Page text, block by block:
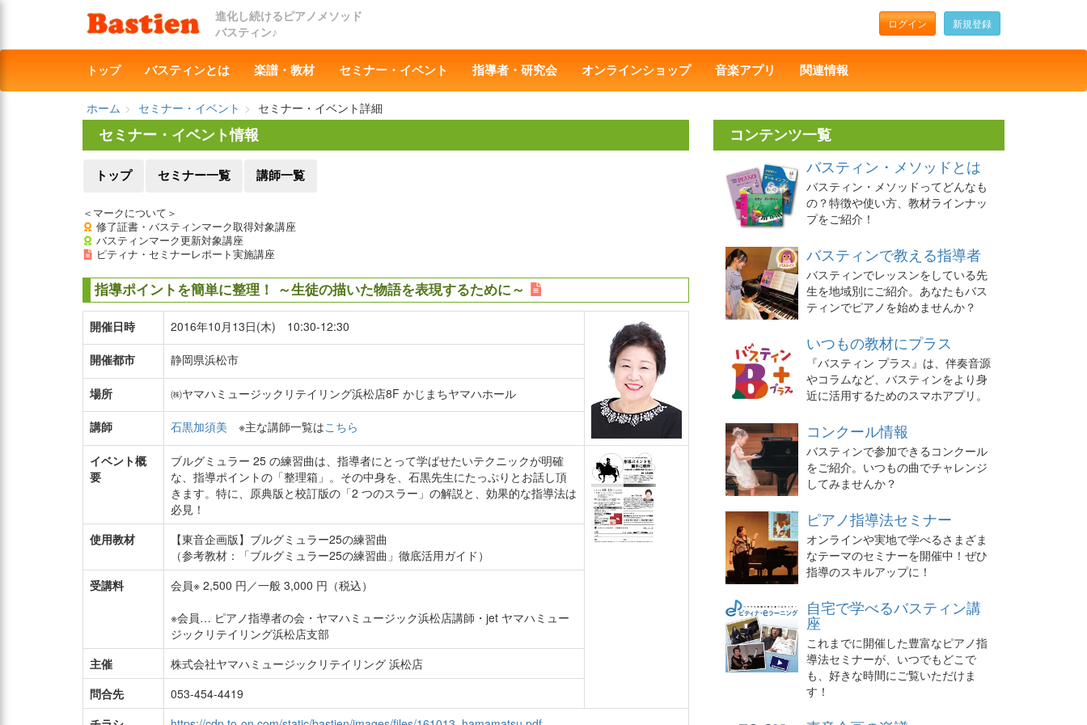
進化し続けるピアノメソッド
バスティン♪
ログイン 新規登録
トップ バスティンとは 楽譜・教材 セミナー・イベント 指導者・研究会 オンラインショップ 音楽アプリ 関連情報
ホーム セミナー・イベント
セミナー・イベント詳細
セミナー・イベント情報
トップ セミナー一覧 講師一覧
＜マークについて＞
修了証書・バスティンマーク取得対象講座
バスティンマーク更新対象講座
ピティナ・セミナーレポート実施講座
指導ポイントを簡単に整理！ ～生徒の描いた物語を表現するために～
開催日時 2016年10月13日(木) 10:30-12:30
開催都市 静岡県浜松市
場所 ㈱ヤマハミュージックリテイリング浜松店8F かじまちヤマハホール
講師 石黒加須美 ※主な講師一覧はこちら
イベント概
要
ブルグミュラー 25 の練習曲は、指導者にとって学ばせたいテクニックが明確
な、指導ポイントの「整理箱」。その中身を、石黒先生にたっぷりとお話し頂
きます。特に、原典版と校訂版の「2 つのスラー」の解説と、効果的な指導法は
必見！
使用教材
【東音企画版】ブルグミュラー25の練習曲
（参考教材：「ブルグミュラー25の練習曲」徹底活用ガイド）
受講料
会員※ 2,500 円／一般 3,000 円（税込）
※会員… ピアノ指導者の会・ヤマハミュージック浜松店講師・jet ヤマハミュー
ジックリテイリング浜松店支部
主催
株式会社ヤマハミュージックリテイリング 浜松店
問合先
053-454-4419
コンテンツ一覧
バスティン・メソッドとは
バスティン・メソッドってどんなも
の？特徴や使い方、教材ラインナッ
プをご紹介！
バスティンで教える指導者
バスティンでレッスンをしている先
生を地域別にご紹介。あなたもバス
ティンでピアノを始めませんか？
いつもの教材にプラス
『バスティン プラス』は、伴奏音源
やコラムなど、バスティンをより身
近に活用するためのスマホアプリ。
コンクール情報
バスティンで参加できるコンクール
をご紹介。いつもの曲でチャレンジ
してみませんか？
ピアノ指導法セミナー
オンラインや実地で学べるさまざま
なテーマのセミナーを開催中！ぜひ
指導のスキルアップに！
自宅で学べるバスティン講
座
これまでに開催した豊富なピアノ指
導法セミナーが、いつでもどこで
も、好きな時間にご覧いただけま
す！